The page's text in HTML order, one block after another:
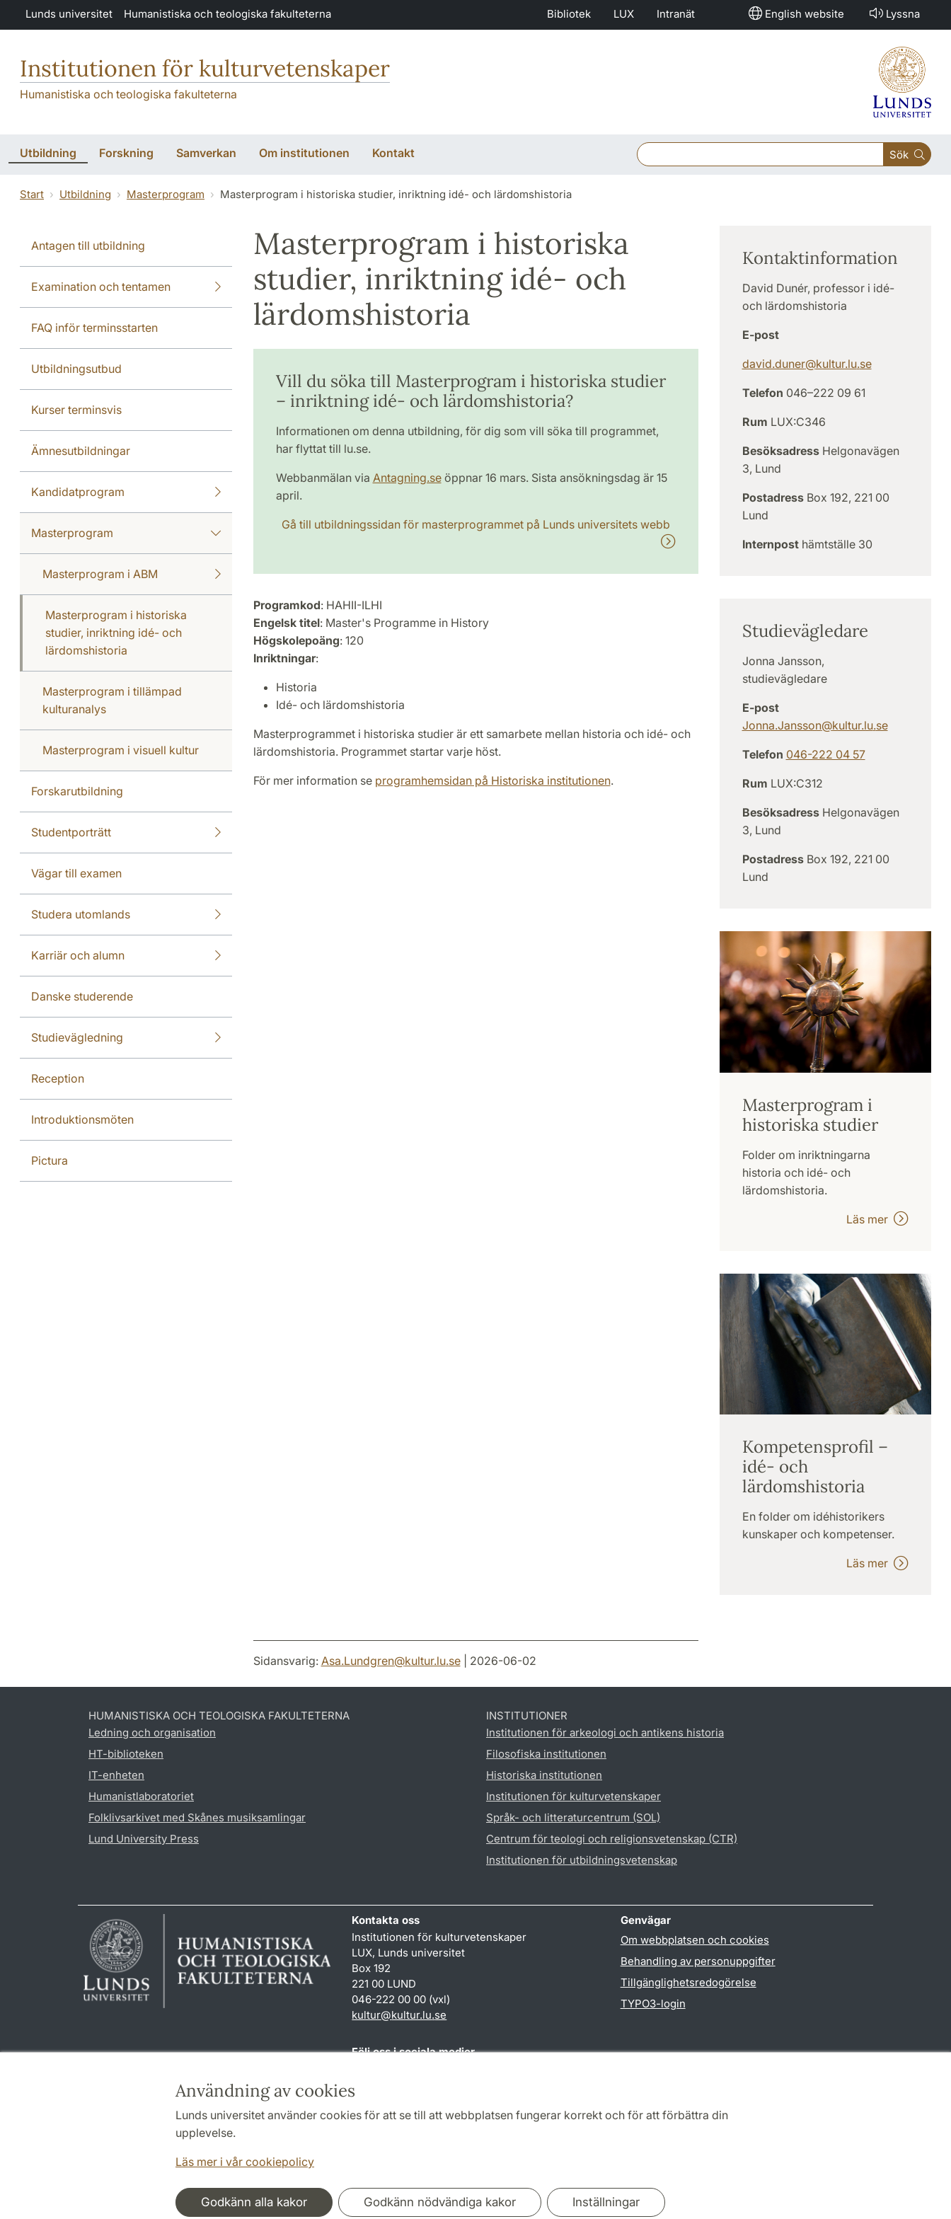
Hoppa till huvudinnehåll
Användning av cookies
Lunds universitet använder cookies för att se till att webbplatsen fungerar korrekt och för att förbättra din
upplevelse.
Läs mer i vår cookiepolicy
Godkänn alla kakor Godkänn nödvändiga kakor Inställningar
Lunds universitet Humanistiska och teologiska fakulteterna Bibliotek LUX Intranät English website Lyssna
Institutionen för kulturvetenskaper
Humanistiska och teologiska fakulteterna
Utbildning Forskning Samverkan Om institutionen Kontakt Sök
Start Utbildning Masterprogram Masterprogram i historiska studier, inriktning idé- och lärdomshistoria
Antagen till utbildning
Examination och tentamen
FAQ inför terminsstarten
Utbildningsutbud
Kurser terminsvis
Ämnesutbildningar
Kandidatprogram
Masterprogram
Masterprogram i ABM
Masterprogram i historiska
studier, inriktning idé- och
lärdomshistoria
Masterprogram i tillämpad
kulturanalys
Masterprogram i visuell kultur
Forskarutbildning
Studentporträtt
Vägar till examen
Studera utomlands
Karriär och alumn
Danske studerende
Studievägledning
Reception
Introduktionsmöten
Pictura
Masterprogram i historiska
studier, inriktning idé- och
lärdomshistoria
Vill du söka till Masterprogram i historiska studier
– inriktning idé- och lärdomshistoria?
Informationen om denna utbildning, för dig som vill söka till programmet,
har flyttat till lu.se.
Webbanmälan via Antagning.seöppnar 16 mars. Sista ansökningsdag är 15
april.
Gå till utbildningssidan för masterprogrammet på Lunds universitets webb
Programkod: HAHII-ILHI
Engelsk titel: Master's Programme in History
Högskolepoäng: 120
Inriktningar:
Historia
Idé- och lärdomshistoria
Masterprogrammet i historiska studier är ett samarbete mellan historia och idé- och
lärdomshistoria. Programmet startar varje höst.
För mer information se programhemsidan på Historiska institutionen.
Kontaktinformation
David Dunér, professor i idé-
och lärdomshistoria
E-post
david.duner@kultur.lu.se
Telefon 046–222 09 61
Rum LUX:C346
BesöksadressHelgonavägen
3, Lund
PostadressBox 192, 221 00
Lund
Internposthämtställe 30
Studievägledare
Jonna Jansson,
studievägledare
E-post
Jonna.Jansson@kultur.lu.se
Telefon 046-222 04 57
Rum LUX:C312
BesöksadressHelgonavägen
3, Lund
PostadressBox 192, 221 00
Lund
Masterprogram i
historiska studier
Folder om inriktningarna
historia och idé- och
lärdomshistoria.
Läs mer
Kompetensprofil –
idé- och
lärdomshistoria
En folder om idéhistorikers
kunskaper och kompetenser.
Läs mer
Sidansvarig: Asa.Lundgren@kultur.lu.se| 2026-06-02
HUMANISTISKA OCH TEOLOGISKA FAKULTETERNA
Ledning och organisation
HT-biblioteken
IT-enheten
Humanistlaboratoriet
Folklivsarkivet med Skånes musiksamlingar
Lund University Press
INSTITUTIONER
Institutionen för arkeologi och antikens historia
Filosofiska institutionen
Historiska institutionen
Institutionen för kulturvetenskaper
Språk- och litteraturcentrum (SOL)
Centrum för teologi och religionsvetenskap (CTR)
Institutionen för utbildningsvetenskap
Kontakta oss
Institutionen för kulturvetenskaper
LUX, Lunds universitet
Box 192
221 00 LUND
046-222 00 00 (vxl)
kultur@kultur.lu.se
Genvägar
Om webbplatsen och cookies
Behandling av personuppgifter
Tillgänglighetsredogörelse
TYPO3-login
Följ oss i sociala medier